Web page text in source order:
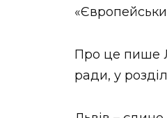
Про це пише
ради, у